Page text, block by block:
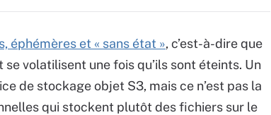
éphémères et « sans état », c’est-à-dire que
volatilisent une fois qu’ils sont éteints. Un
de stockage objet S3, mais ce n’est pas la
qui stockent plutôt des fichiers sur le